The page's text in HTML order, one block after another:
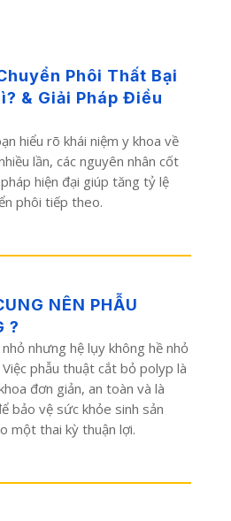
Phôi Thất Bại
& Giải Pháp Điều
hiểu rõ khái niệm y khoa về
lần, các nguyên nhân cốt
hiện đại giúp tăng tỷ lệ
phôi tiếp theo.
NÊN PHẪU
?
nhưng hệ lụy không hề nhỏ
phẫu thuật cắt bỏ polyp là
đơn giản, an toàn và là
bảo vệ sức khỏe sinh sản
một thai kỳ thuận lợi.